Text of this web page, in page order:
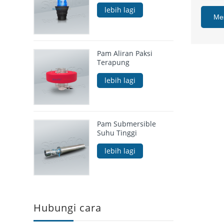
lebih lagi
Pam Aliran Paksi
Terapung
lebih lagi
Pam Submersible
Suhu Tinggi
lebih lagi
Hubungi cara